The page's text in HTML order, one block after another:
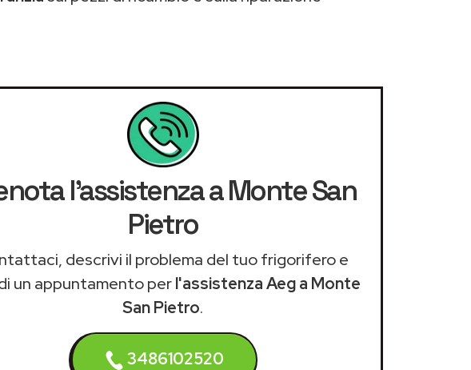
l'assistenza a Monte San
Pietro
descrivi il problema del tuo frigorifero e
un appuntamento perl'assistenza Aeg a Monte
San Pietro.
3486102520